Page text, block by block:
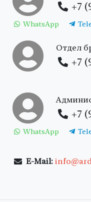
+7
WhatsApp
Отдел
+7
+7
WhatsApp
E-Mail: